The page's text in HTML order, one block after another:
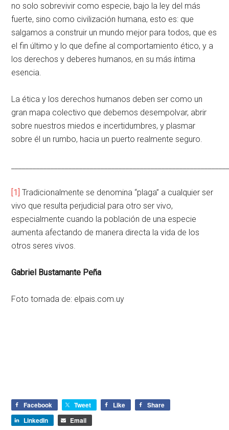
no solo sobrevivir como especie, bajo la ley del más
fuerte, sino como civilización humana, esto es: que
salgamos a construir un mundo mejor para todos, que es
el fin último y lo que define al comportamiento ético, y a
los derechos y deberes humanos, en su más íntima
esencia.
La ética y los derechos humanos deben ser como un
gran mapa colectivo que debemos desempolvar, abrir
sobre nuestros miedos e incertidumbres, y plasmar
sobre él un rumbo, hacia un puerto realmente seguro.
[1] Tradicionalmente se denomina “plaga” a cualquier ser
vivo que resulta perjudicial para otro ser vivo,
especialmente cuando la población de una especie
aumenta afectando de manera directa la vida de los
otros seres vivos.
Gabriel Bustamante Peña
Foto tomada de: elpais.com.uy
Facebook Tweet Like
Share
LinkedIn
Email